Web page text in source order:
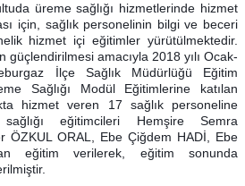
üreme sağlığı hizmetlerinde hizmet
için, sağlık personelinin bilgi ve beceri
hizmet içi eğitimler yürütülmektedir.
güçlendirilmesi amacıyla 2018 yılı Ocak-
İlçe Sağlık Müdürlüğü Eğitim
Sağlığı Modül Eğitimlerine katılan
hizmet veren 17 sağlık personeline
eğitimcileri Hemşire Semra
ÖZKUL ORAL, Ebe Çiğdem HADİ, Ebe
eğitim verilerek, eğitim sonunda